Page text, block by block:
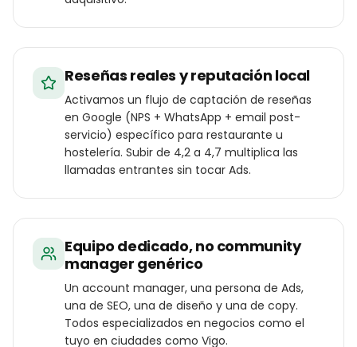
Reseñas reales y reputación local
Activamos un flujo de captación de reseñas
en Google (NPS + WhatsApp + email post-
servicio) específico para restaurante u
hostelería. Subir de 4,2 a 4,7 multiplica las
llamadas entrantes sin tocar Ads.
Equipo dedicado, no community
manager genérico
Un account manager, una persona de Ads,
una de SEO, una de diseño y una de copy.
Todos especializados en negocios como el
tuyo en ciudades como Vigo.